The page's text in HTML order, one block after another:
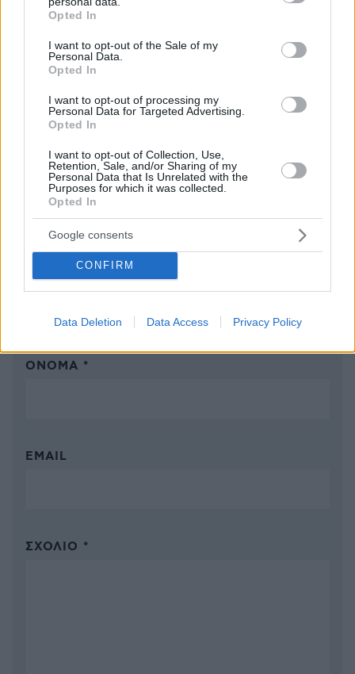
grant or deny consent to Google and its third-party tags to
use your data for below specified purposes in below Google
consent section.
Opted In
I want to opt-out of the Sale of my
Personal Data.
Opted In
I want to opt-out of processing my
Personal Data for Targeted Advertising.
Opted In
I want to opt-out of Collection, Use,
Retention, Sale, and/or Sharing of my
Personal Data that Is Unrelated with the
Purposes for which it was collected.
Opted In
Google consents
CONFIRM
Data Deletion Data Access Privacy Policy
Ο Αταμάν είναι μεγάλη τύχη να τον έχουμε στον
παναθηναικό, ενας γνωστης του μπάσκετ, μεθοδικά
ολα φέτος για την αποπομπή του. Δεν θα τους
περάσει, μόνο ο ιδιος αν θελήσει θα φυγει.
ΑΠΑΝΤΗΣΗ
@@
11.06.2026, 16:53
αφού εσείς τον βρίζατε πριν ένα μήνα. Εσείς
λέγατε με Σερέλη και όπου βγει. Εσείς ζητούσατε
Ζοτς. Δε σας καταλαβαίνω
ΑΠΑΝΤΗΣΗ
ΦΟΡΤΩΣΗ ΠΕΡΙΣΣΟΤΕΡΩΝ ΣΧΟΛΙΩΝ
ΠΡΟΣΘΗΚΗ ΣΧΟΛΙΟΥ
ΌΝΟΜΑ *
EMAIL
ΣΧΌΛΙΟ *